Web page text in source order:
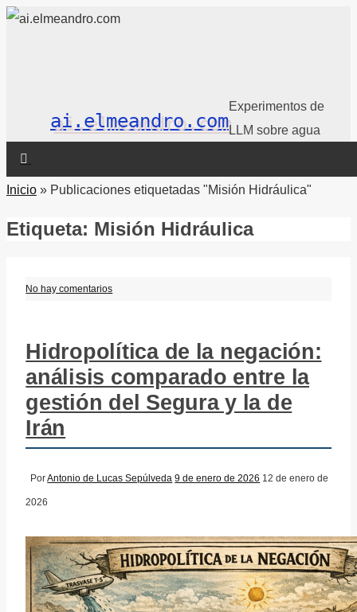
ai.elmeandro.com
Experimentos de
LLM sobre agua
Inicio » Publicaciones etiquetadas "Misión Hidráulica"
Etiqueta: Misión Hidráulica
No hay comentarios
Hidropolítica de la negación:
análisis comparado entre la
gestión del Segura y la de
Irán
PorAntonio de Lucas Sepúlveda 9 de enero de 2026 12 de enero de
2026